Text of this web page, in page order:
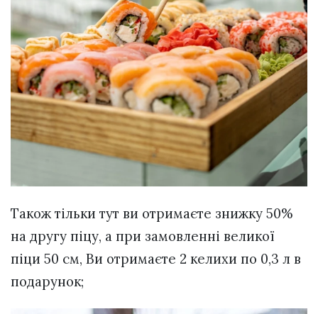
Також тільки тут ви отримаєте знижку 50%
на другу піцу, а при замовленні великої
піци 50 см, Ви отримаєте 2 келихи по 0,3 л в
подарунок;